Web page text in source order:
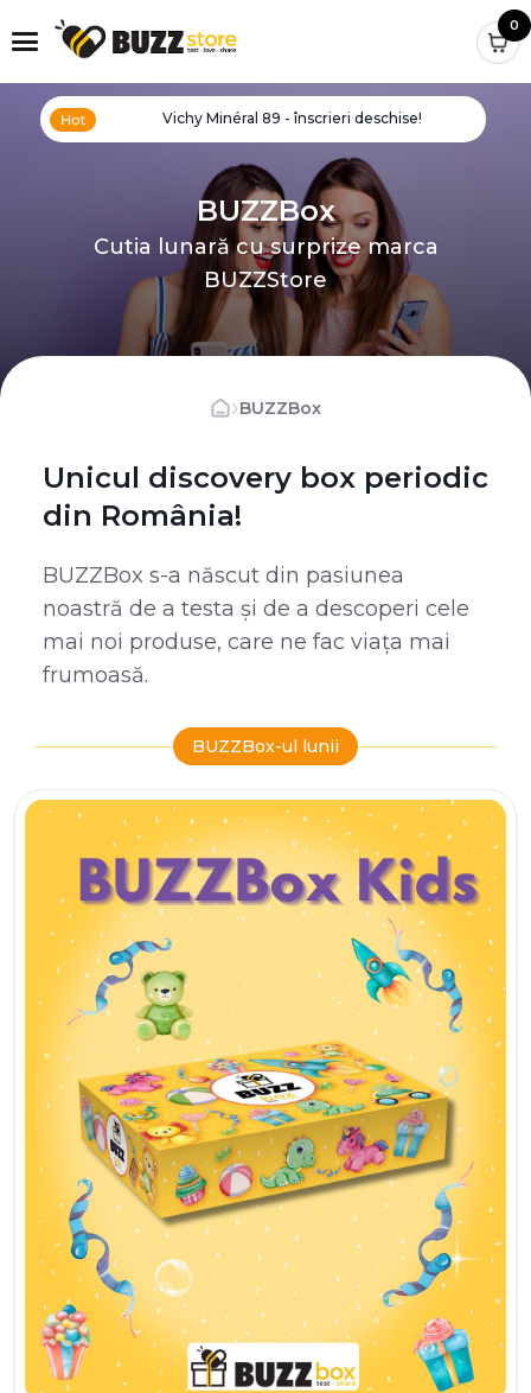
0
Vichy Minéral 89 - înscrieri deschise!
BUZZBox
Cutia lunară cu surprize marca
BUZZStore
›BUZZBox
Unicul discovery box periodic
din România!
BUZZBox s-a născut din pasiunea
noastră de a testa și de a descoperi cele
mai noi produse, care ne fac viața mai
frumoasă.
BUZZBox-ul lunii